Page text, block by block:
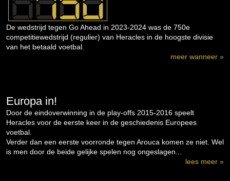
De wedstrijd tegen Go Ahead in 2023-2024 was de 750e
competitiewedstrijd (regulier) van Heracles in de hoogste divisie
van het betaald voetbal.
meer wanneer »
Europa in!
Door de eindoverwinning in de play-offs 2015-2016 speelt
Heracles voor de eerste keer in de geschiedenis Europees
voetbal.
Verder dan een eerste voorronde tegen Arouca komen ze niet. Wel
is men door de beide gelijke spelen nog ongeslagen...
lees meer »